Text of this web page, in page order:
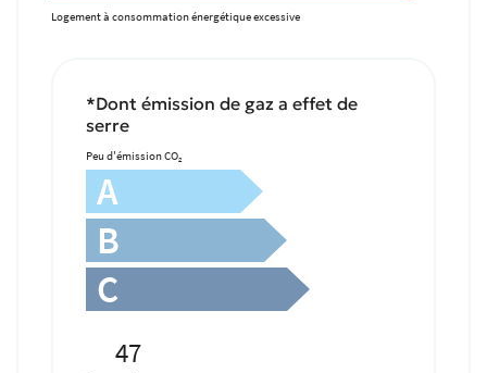
Logement à consommation énergétique excessive
*Dont émission de gaz a effet de
serre
Peu d'émission CO2
A
B
C
47